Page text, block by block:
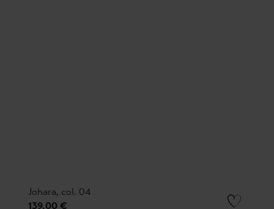
Johara, col. 04
139,00 €